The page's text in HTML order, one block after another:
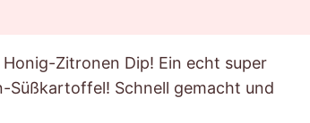
Zitronen Dip! Ein echt super
Süßkartoffel! Schnell gemacht und